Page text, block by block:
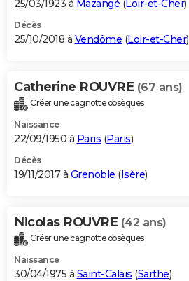
25/03/1923 à Mazangé (Loir-et-Cher)
Décès
25/10/2018 à Vendôme (Loir-et-Cher)
Catherine ROUVRE (67 ans)
Créer une cagnotte obsèques
Naissance
22/09/1950 à Paris (Paris)
Décès
19/11/2017 à Grenoble (Isère)
Nicolas ROUVRE (42 ans)
Créer une cagnotte obsèques
Naissance
30/04/1975 à Saint-Calais (Sarthe)